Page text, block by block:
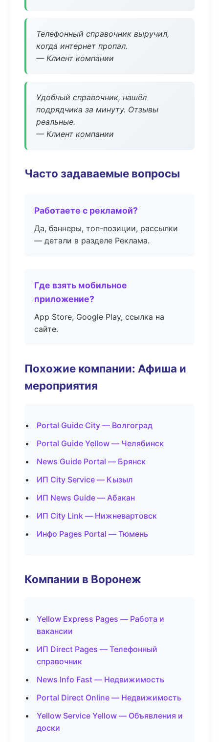
Телефонный справочник выручил,
когда интернет пропал.
— Клиент компании
Удобный справочник, нашёл
подрядчика за минуту. Отзывы
реальные.
— Клиент компании
Часто задаваемые вопросы
Работаете с рекламой?
Да, баннеры, топ-позиции, рассылки
— детали в разделе Реклама.
Где взять мобильное
приложение?
App Store, Google Play, ссылка на
сайте.
Похожие компании: Афиша и
мероприятия
Portal Guide City — Волгоград
Portal Guide Yellow — Челябинск
News Guide Portal — Брянск
ИП City Service — Кызыл
ИП News Guide — Абакан
ИП City Link — Нижневартовск
Инфо Pages Portal — Тюмень
Компании в Воронеж
Yellow Express Pages — Работа и
вакансии
ИП Direct Pages — Телефонный
справочник
News Info Fast — Недвижимость
Portal Direct Online — Недвижимость
Yellow Service Yellow — Объявления и
доски